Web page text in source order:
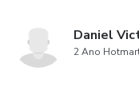
Daniel
2 Ano